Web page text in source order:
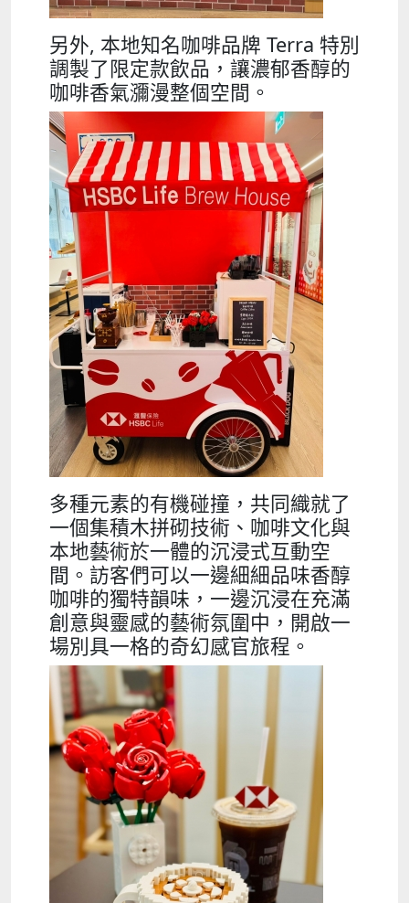
另外, 本地知名咖啡品牌 Terra 特別
調製了限定款飲品，讓濃郁香醇的
咖啡香氣瀰漫整個空間。
多種元素的有機碰撞，共同織就了
一個集積木拼砌技術、咖啡文化與
本地藝術於一體的沉浸式互動空
間。訪客們可以一邊細細品味香醇
咖啡的獨特韻味，一邊沉浸在充滿
創意與靈感的藝術氛圍中，開啟一
場別具一格的奇幻感官旅程。